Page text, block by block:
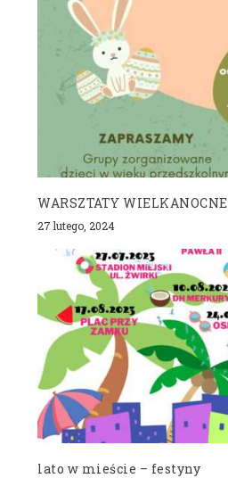
WARSZTATY WIELKANOCNE
27 lutego, 2024
lato w mieście – festyny